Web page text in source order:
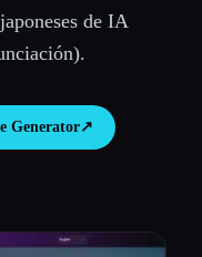
de IA
Generator↗︎